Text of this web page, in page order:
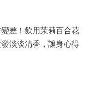
差！飲用茉莉百合花
淡淡清香，讓身心得